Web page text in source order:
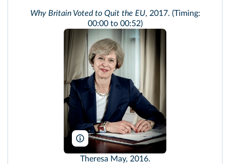
Why Britain Voted to Quit the EU, 2017. (Timing:
00:00 to 00:52)
Controller of Her Majesty's Stationery Office/
Theresa May, 2016.